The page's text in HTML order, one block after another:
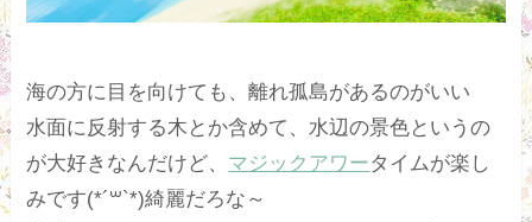
海の方に目を向けても、離れ孤島があるのがいい
水面に反射する木とか含めて、水辺の景色というの
が大好きなんだけど、 マジックアワータイムが楽し
みです(*´꒳`*)綺麗だろな～